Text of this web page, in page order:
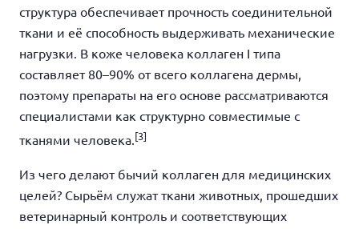
структура обеспечивает прочность соединительной
ткани и её способность выдерживать механические
нагрузки. В коже человека коллаген I типа
составляет 80–90% от всего коллагена дермы,
поэтому препараты на его основе рассматриваются
специалистами как структурно совместимые с
тканями человека. [3]
Из чего делают бычий коллаген для медицинских
целей? Сырьём служат ткани животных, прошедших
ветеринарный контроль и соответствующих